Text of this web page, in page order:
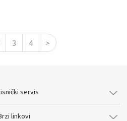
3 4 >
servis
linkovi